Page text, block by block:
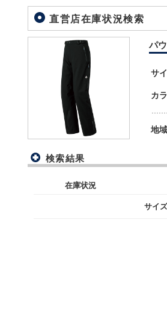
直営店在庫状況検索
パ
サ
カ
地
検索結果
在庫状況
サイ